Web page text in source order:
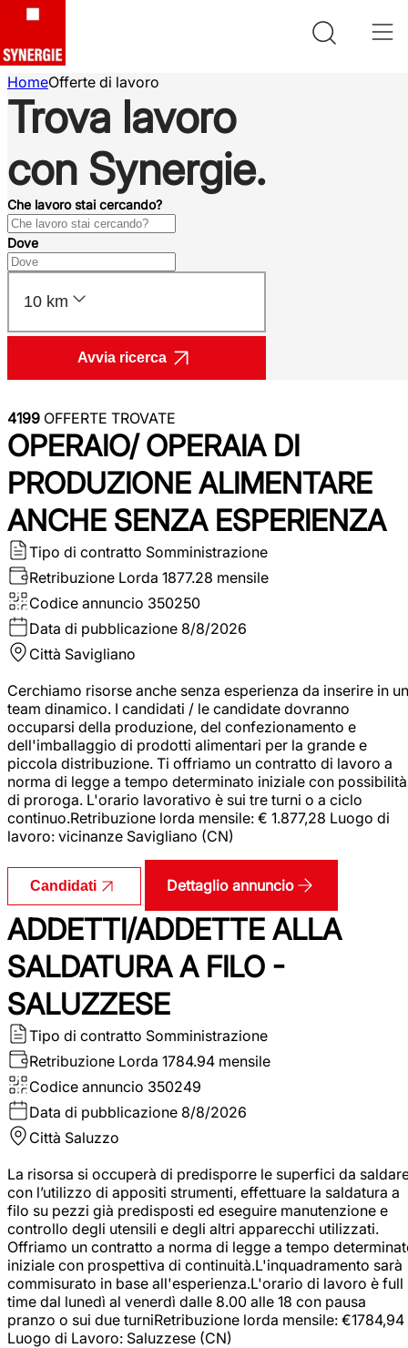
HomeOfferte di lavoro
Trova lavoro
con Synergie.
Che lavoro stai cercando?
Dove
10 km
Avvia ricerca
4199 OFFERTE TROVATE
OPERAIO/ OPERAIA DI
PRODUZIONE ALIMENTARE
ANCHE SENZA ESPERIENZA
Tipo di contratto Somministrazione
Retribuzione Lorda 1877.28 mensile
Codice annuncio 350250
Data di pubblicazione 8/8/2026
Città Savigliano
Cerchiamo risorse anche senza esperienza da inserire in un
team dinamico. I candidati / le candidate dovranno
occuparsi della produzione, del confezionamento e
dell'imballaggio di prodotti alimentari per la grande e
piccola distribuzione. Ti offriamo un contratto di lavoro a
norma di legge a tempo determinato iniziale con possibilità
di proroga. L'orario lavorativo è sui tre turni o a ciclo
continuo.Retribuzione lorda mensile: € 1.877,28 Luogo di
lavoro: vicinanze Savigliano (CN)
Candidati Dettaglio annuncio
ADDETTI/ADDETTE ALLA
SALDATURA A FILO -
SALUZZESE
Tipo di contratto Somministrazione
Retribuzione Lorda 1784.94 mensile
Codice annuncio 350249
Data di pubblicazione 8/8/2026
Città Saluzzo
La risorsa si occuperà di predisporre le superfici da
con l’utilizzo di appositi strumenti, effettuare la saldatura a
filo su pezzi già predisposti ed eseguire manutenzione e
controllo degli utensili e degli altri apparecchi utilizzati.
Offriamo un contratto a norma di legge a tempo
iniziale con prospettiva di continuità.L'inquadramento sarà
commisurato in base all'esperienza.L'orario di lavoro è full
time dal lunedì al venerdì dalle 8.00 alle 18 con pausa
pranzo o sui due turniRetribuzione lorda mensile: €1784,94
Luogo di Lavoro: Saluzzese (CN)